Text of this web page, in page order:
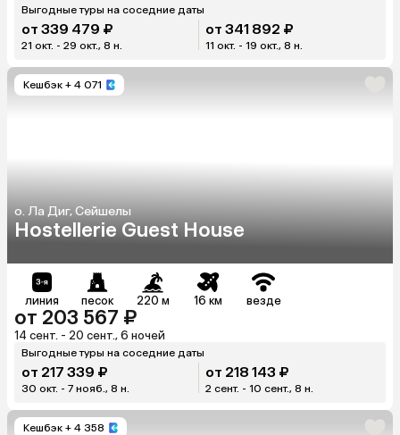
Выгодные туры на соседние даты
от 339 479 ₽
21 окт. - 29 окт., 8 н.
от 341 892 ₽
11 окт. - 19 окт., 8 н.
Кешбэк + 4 071
о. Ла Диг, Сейшелы
Hostellerie Guest House
линия песок 220 м 16 км везде
от 203 567 ₽
14 сент. - 20 сент., 6 ночей
Выгодные туры на соседние даты
от 217 339 ₽
30 окт. - 7 нояб., 8 н.
от 218 143 ₽
2 сент. - 10 сент., 8 н.
Кешбэк + 4 358